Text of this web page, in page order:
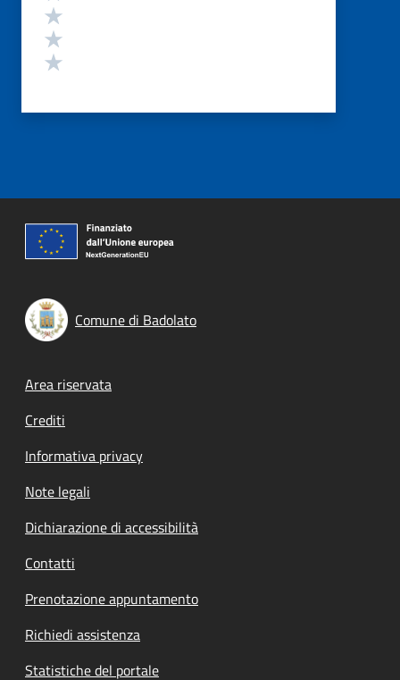
Comune di Badolato
Footer menu
Area riservata
Crediti
Informativa privacy
Note legali
Dichiarazione di accessibilità
Contatti
Prenotazione appuntamento
Richiedi assistenza
Statistiche del portale